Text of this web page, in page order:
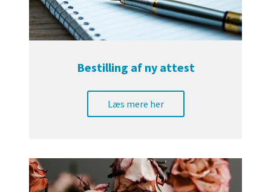
Bestilling af ny attest
Læs mere her